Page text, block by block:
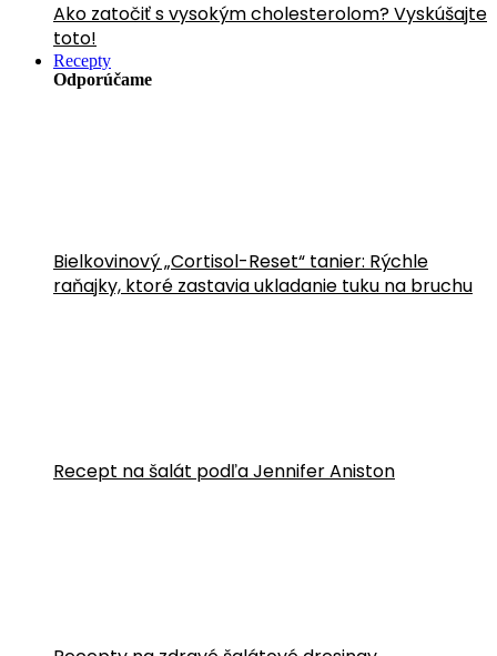
Ako zatočiť s vysokým cholesterolom? Vyskúšajte
toto!
Recepty
Odporúčame
Bielkovinový „Cortisol-Reset“ tanier: Rýchle
raňajky, ktoré zastavia ukladanie tuku na bruchu
Recept na šalát podľa Jennifer Aniston